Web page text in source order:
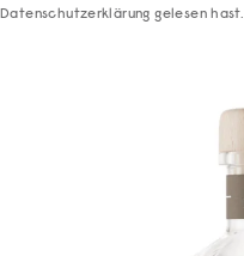
Datenschutzerklärung gelesen hast.